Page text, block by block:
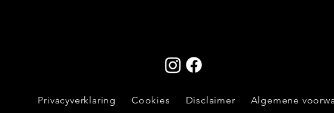
Privacyverklaring Cookies Disclaimer Algemene